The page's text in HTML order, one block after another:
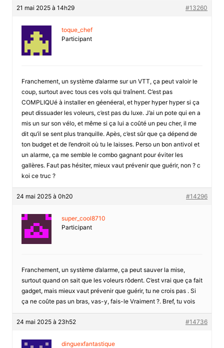
21 mai 2025 à 14h29 #13260
toque_chef
Participant
Franchement, un système d’alarme sur un VTT, ça peut valoir le
coup, surtout avec tous ces vols qui traînent. C’est pas
COMPLIQUé à installer en géenéeral, et hyper hyper hyper si ça
peut dissuader les voleurs, c’est pas du luxe. J’ai un pote qui en a
mis un sur son vélo, et même si ça lui a coûté un peu cher, il me
dit qu’il se sent plus tranquille. Apès, c’est sûr que ça dépend de
ton budget et de l’endroit où tu le laisses. Perso un bon antivol et
un alarme, ça me semble le combo gagnant pour éviter les
gallères. Faut pas hésiter, mieux vaut prévenir que guérir, non ? c
koi ce truc ?
24 mai 2025 à 0h20 #14296
super_cool8710
Participant
Franchement, un système d’alarme, ça peut sauver la mise,
surtout quand on sait que les voleurs rôdent. C’est vrai que ça fait
gadget, mais mieux vaut prévenir que guérir, tu ne crois pas . Si
ça ne coûte pas un bras, vas-y, fais-le Vraiment ?. Bref, tu vois
24 mai 2025 à 23h52 #14736
dinguexfantastique